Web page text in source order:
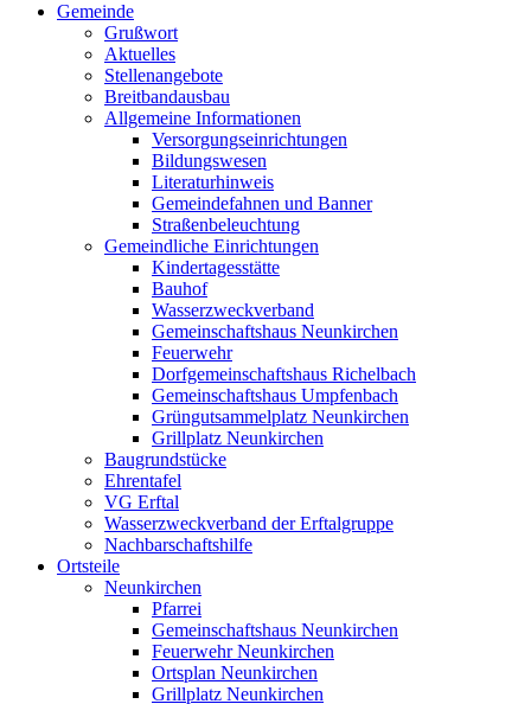
Gemeinde
Grußwort
Aktuelles
Stellenangebote
Breitbandausbau
Allgemeine Informationen
Versorgungseinrichtungen
Bildungswesen
Literaturhinweis
Gemeindefahnen und Banner
Straßenbeleuchtung
Gemeindliche Einrichtungen
Kindertagesstätte
Bauhof
Wasserzweckverband
Gemeinschaftshaus Neunkirchen
Feuerwehr
Dorfgemeinschaftshaus Richelbach
Gemeinschaftshaus Umpfenbach
Grüngutsammelplatz Neunkirchen
Grillplatz Neunkirchen
Baugrundstücke
Ehrentafel
VG Erftal
Wasserzweckverband der Erftalgruppe
Nachbarschaftshilfe
Ortsteile
Neunkirchen
Pfarrei
Gemeinschaftshaus Neunkirchen
Feuerwehr Neunkirchen
Ortsplan Neunkirchen
Grillplatz Neunkirchen